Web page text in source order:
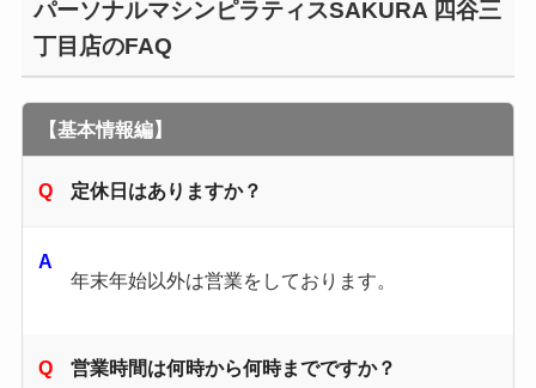
パーソナルマシンピラティスSAKURA 四谷三
丁目店のFAQ
【基本情報編】
定休日はありますか？
年末年始以外は営業をしております。
営業時間は何時から何時までですか？